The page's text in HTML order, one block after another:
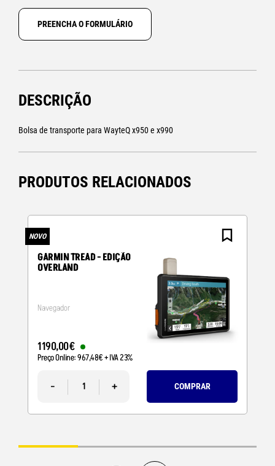
PREENCHA O FORMULÁRIO
DESCRIÇÃO
Bolsa de transporte para WayteQ x950 e x990
PRODUTOS RELACIONADOS
NOVO
GARMIN TREAD - EDIÇÃO
OVERLAND
Navegador
1190,00€
Preço Online:967,48€+ IVA 23%
- + COMPRAR